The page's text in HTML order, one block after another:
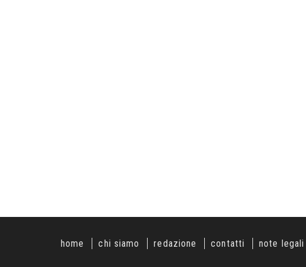
home chi siamo redazione contatti note legali